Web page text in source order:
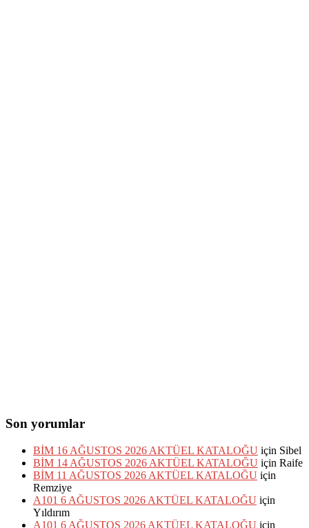
Son yorumlar
BİM 16 AĞUSTOS 2026 AKTÜEL KATALOĞU için Sibel
BİM 14 AĞUSTOS 2026 AKTÜEL KATALOĞU için Raife
BİM 11 AĞUSTOS 2026 AKTÜEL KATALOĞU için
Remziye
A101 6 AĞUSTOS 2026 AKTÜEL KATALOĞU için
Yıldırım
A101 6 AĞUSTOS 2026 AKTÜEL KATALOĞU için